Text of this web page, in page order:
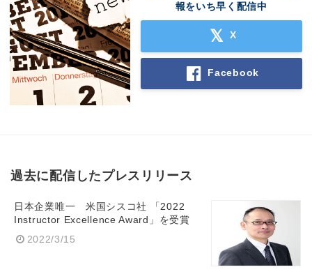
報をいち早く配信中
X
Facebook
過去に配信したプレスリリース
日本企業唯一 米国シスコ社 「2022
Instructor Excellence Award」を受賞
2022/3/15